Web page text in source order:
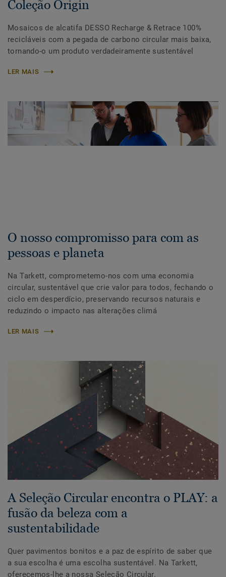
Coleção Origin
Mosaicos de alcatifa DESSO Recharge & Retrace 100%
recicláveis com a pegada de carbono circular mais baixa,
tornando-o um produto verdadeiramente sustentável
LER MAIS
O nosso compromisso para com as
pessoas e planeta
Na Tarkett, comprometemo-nos com uma economia
circular, sustentável que crie valor para todos, fechando o
ciclo em desperdício, preservando recursos naturais e
reduzindo o impacto nas alterações climá
LER MAIS
A Seleção Circular encontra o PLAY: a
fusão da beleza com a
sustentabilidade
Quer pavimentos bonitos e a paz de espírito de saber que
a sua escolha é uma escolha sustentável. Na Tarkett,
oferecemos-lhe a nossa Seleção Circular.